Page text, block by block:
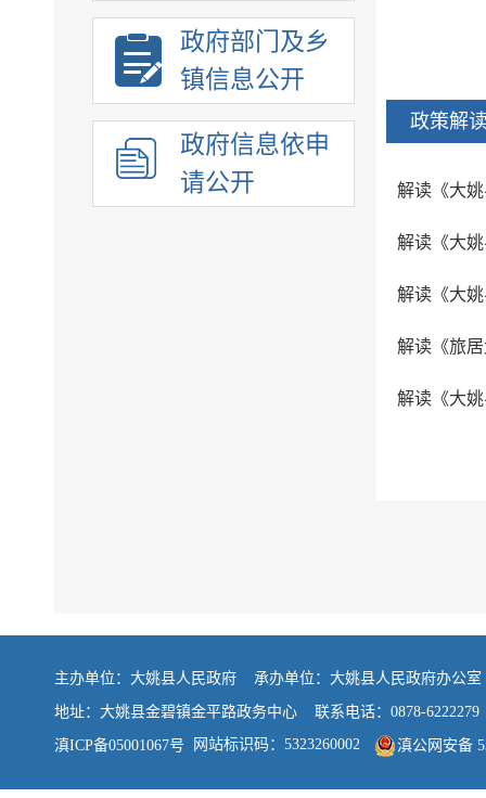
政府部门及乡
镇信息公开
政府信息依申
请公开
政策解
解读《大
解读《大
解读《大
解读《旅
解读《大
主办单位：大姚县人民政府 承办单位：大姚县人民政府办公
地址：大姚县金碧镇金平路政务中心 联系电话：0878-6222279
滇ICP备05001067号 网站标识码：5323260002 滇公网安备